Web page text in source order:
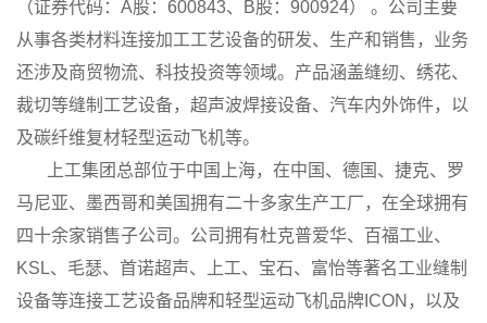
（证券代码：A股：600843、B股：900924） 。公司主要
从事各类材料连接加工工艺设备的研发、生产和销售，业务
还涉及商贸物流、科技投资等领域。产品涵盖缝纫、绣花、
裁切等缝制工艺设备，超声波焊接设备、汽车内外饰件，以
及碳纤维复材轻型运动飞机等。
上工集团总部位于中国上海，在中国、德国、捷克、罗
马尼亚、墨西哥和美国拥有二十多家生产工厂，在全球拥有
四十余家销售子公司。公司拥有杜克普爱华、百福工业、
KSL、毛瑟、首诺超声、上工、宝石、富怡等著名工业缝制
设备等连接工艺设备品牌和轻型运动飞机品牌ICON，以及